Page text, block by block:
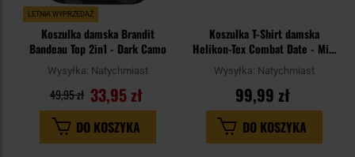
LETNIA WYPRZEDAŻ
Koszulka damska Brandit
Bandeau Top 2in1 - Dark Camo
Wysyłka: Natychmiast
33,95 zł
49,95 zł
DO KOSZYKA
Koszulka T-Shirt damska
Helikon-Tex Combat Date - Mid
Grey Melange
Wysyłka: Natychmiast
99,99 zł
DO KOSZYKA